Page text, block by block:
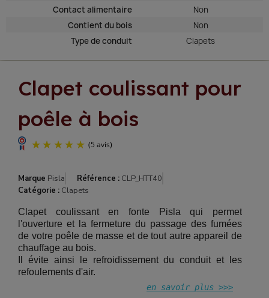
Contact alimentaire
Non
Contient du bois
Non
Type de conduit
Clapets
Clapet coulissant pour
poêle à bois
Marque Pisla Référence : CLP_HTT40
Catégorie : Clapets
Clapet coulissant en fonte Pisla qui permet
l'ouverture et la fermeture du passage des fumées
de votre poêle de masse et de tout autre appareil de
chauffage au bois.
Il évite ainsi le refroidissement du conduit et les
refoulements d'air.
en savoir plus >>>